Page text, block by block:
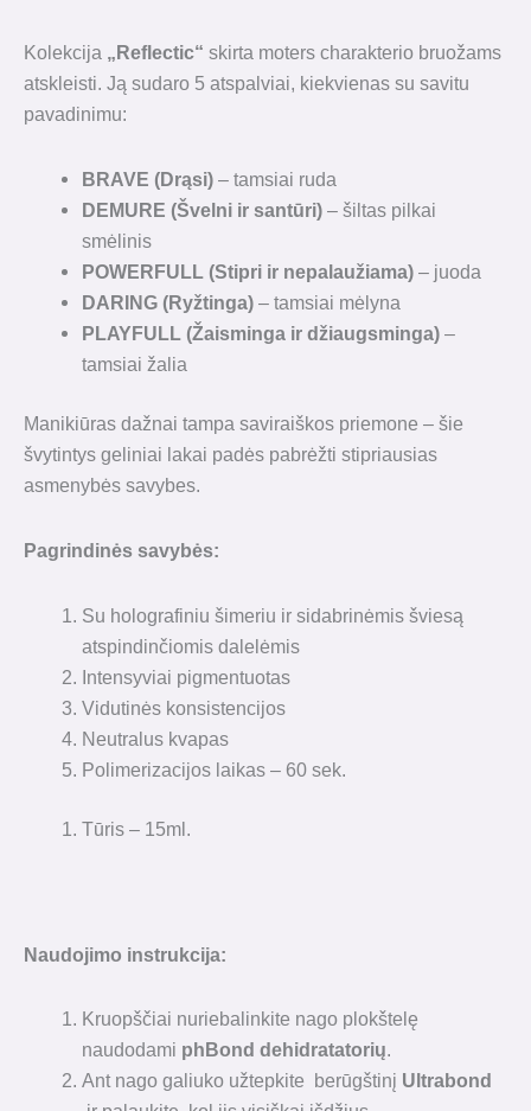
Kolekcija „Reflectic“ skirta moters charakterio bruožams
atskleisti. Ją sudaro 5 atspalviai, kiekvienas su savitu
pavadinimu:
BRAVE (Drąsi) – tamsiai ruda
DEMURE (Švelni ir santūri) – šiltas pilkai
smėlinis
POWERFULL (Stipri ir nepalaužiama) – juoda
DARING (Ryžtinga) – tamsiai mėlyna
PLAYFULL (Žaisminga ir džiaugsminga) –
tamsiai žalia
Manikiūras dažnai tampa saviraiškos priemone – šie
švytintys geliniai lakai padės pabrėžti stipriausias
asmenybės savybes.
Pagrindinės savybės:
Su holografiniu šimeriu ir sidabrinėmis šviesą
atspindinčiomis dalelėmis
Intensyviai pigmentuotas
Vidutinės konsistencijos
Neutralus kvapas
Polimerizacijos laikas – 60 sek.
Tūris – 15ml.
Naudojimo instrukcija:
Kruopščiai nuriebalinkite nago plokštelę
naudodami phBond dehidratatorių.
Ant nago galiuko užtepkite berūgštinį Ultrabond